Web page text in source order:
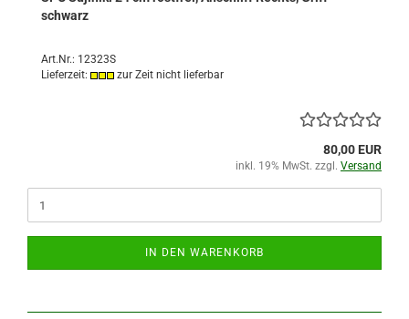
schwarz
Art.Nr.: 12323S
Lieferzeit:
zur Zeit nicht lieferbar
80,00 EUR
inkl. 19% MwSt. zzgl. Versand
IN DEN WARENKORB